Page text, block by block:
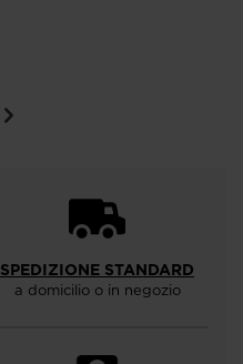
SPEDIZIONE STANDARD
a domicilio o in negozio